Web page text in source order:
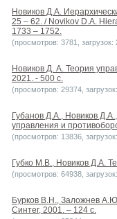
Новиков Д.А.
25 – 62. / Novikov D.A.
1733 – 1752.
(просмотров: 3781,
Новиков Д. А. Теория
2021. - 500 с.
(просмотров: 29374,
Губанов Д.А., Новиков
управления и
(просмотров: 13836,
Губко М.В., Новиков Д.А.
(просмотров: 64938,
Бурков В.Н., Заложнев
Синтег, 2001. – 124 с.